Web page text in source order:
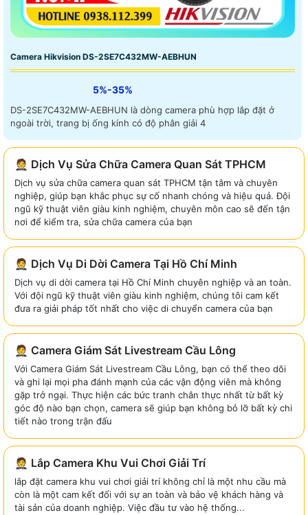
Camera Hikvision DS-2SE7C432MW-AEBHUN
5%-35%
DS-2SE7C432MW-AEBHUN là dòng camera phù hợp lắp đặt ở
ngoài trời, trang bị ống kính có độ phân giải 4
🤵 Dịch Vụ Sửa Chữa Camera Quan Sát TPHCM
Dịch vụ sửa chữa camera quan sát TPHCM tận tâm và chuyên
nghiệp, giúp bạn khắc phục sự cố nhanh chóng và hiệu quả. Đội
ngũ kỹ thuật viên giàu kinh nghiệm, chuyên môn cao sẽ đến tận
nơi để kiểm tra, sửa chữa camera của bạn
🤵 Dịch Vụ Di Dời Camera Tại Hồ Chí Minh
Dịch vụ di dời camera tại Hồ Chí Minh chuyên nghiệp và an toàn.
Với đội ngũ kỹ thuật viên giàu kinh nghiệm, chúng tôi cam kết
đưa ra giải pháp tốt nhất cho việc di chuyển camera của bạn
🤵 Camera Giám Sát Livestream Cầu Lông
Với Camera Giám Sát Livestream Cầu Lông, bạn có thể theo dõi
và ghi lại mọi pha đánh mạnh của các vận động viên mà không
gặp trở ngại. Thực hiện các bức tranh chân thực nhất từ bất kỳ
góc độ nào bạn chọn, camera sẽ giúp bạn không bỏ lỡ bất kỳ chi
tiết nào trong trận đấu
🤵 Lắp Camera Khu Vui Chơi Giải Trí
lắp đặt camera khu vui chơi giải trí không chỉ là một nhu cầu mà
còn là một cam kết đối với sự an toàn và bảo vệ khách hàng và
tài sản của doanh nghiệp. Việc đầu tư vào hệ thống...